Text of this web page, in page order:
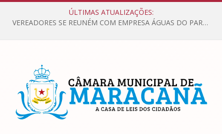
ÚLTIMAS ATUALIZAÇÕES:
VEREADORES SE REUNÉM COM EMPRESA ÁGUAS DO PARÁ, PARA APRESENTAR REIVINDICAÇÕES E MELHORIAS NA QUALIDADE DOS SERVIÇOS OFERECIDOS Á POPULAÇÃO.